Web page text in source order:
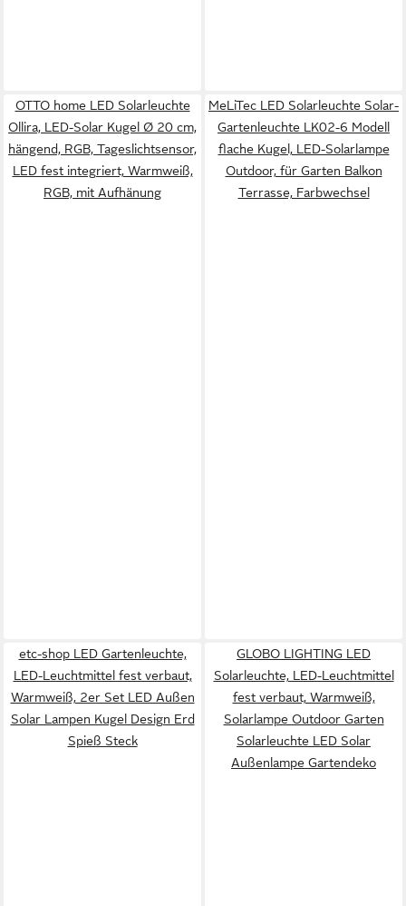
OTTO home LED Solarleuchte
Ollira, LED-Solar Kugel Ø 20 cm,
hängend, RGB, Tageslichtsensor,
LED fest integriert, Warmweiß,
RGB, mit Aufhänung
MeLiTec LED Solarleuchte Solar-
Gartenleuchte LK02-6 Modell
flache Kugel, LED-Solarlampe
Outdoor, für Garten Balkon
Terrasse, Farbwechsel
etc-shop LED Gartenleuchte,
LED-Leuchtmittel fest verbaut,
Warmweiß, 2er Set LED Außen
Solar Lampen Kugel Design Erd
Spieß Steck
GLOBO LIGHTING LED
Solarleuchte, LED-Leuchtmittel
fest verbaut, Warmweiß,
Solarlampe Outdoor Garten
Solarleuchte LED Solar
Außenlampe Gartendeko